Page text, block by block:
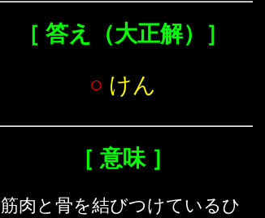
［ 答え（大正解）］
○ けん
［ 意味 ］
筋肉と骨を結びつけているひ